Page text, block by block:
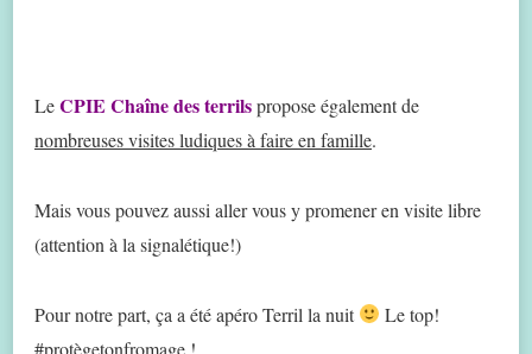
LeCPIE Chaîne des terrilspropose également de
nombreuses visites ludiques à faire en famille.
Mais vous pouvez aussi aller vous y promener en visite libre
(attention à la signalétique!)
Pour notre part, ça a été apéro Terril la nuit
Le top!
#protègetonfromage !